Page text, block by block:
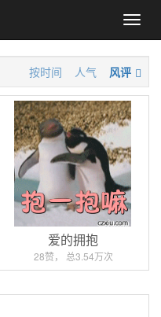
按时间 人气 风评
爱的拥抱
28赞， 总3.54万次